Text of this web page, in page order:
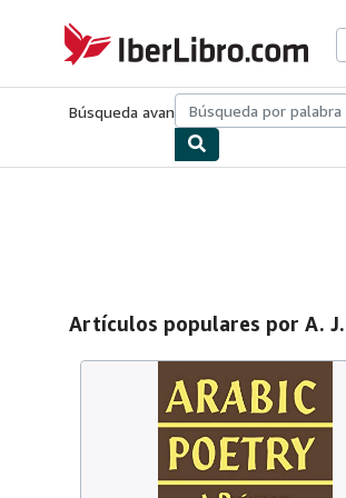
IberLibro.com
Búsqueda avanzadaColecciones Libros
Artículos populares por A.